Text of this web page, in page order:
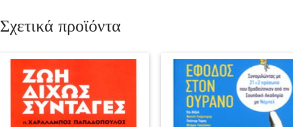
Σχετικά προϊόντα